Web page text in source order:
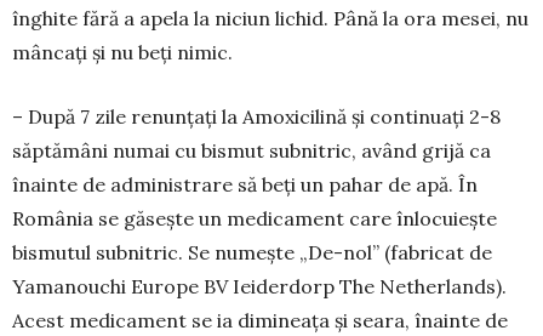
înghite fără a apela la niciun li­chid. Până la ora mesei, nu
mâncați și nu beți nimic.
– După 7 zile renunțați la Amoxicilină și conti­nuați 2-8
săptămâni numai cu bismut subnitric, având grijă ca
înainte de administrare să beți un pahar de apă. În
România se găsește un medica­ment care înlocuiește
bismutul subnitric. Se nu­mește „De-nol” (fabricat de
Yamanouchi Europe BV Ieiderdorp The Netherlands).
Acest medica­ment se ia dimineața și seara, înainte de